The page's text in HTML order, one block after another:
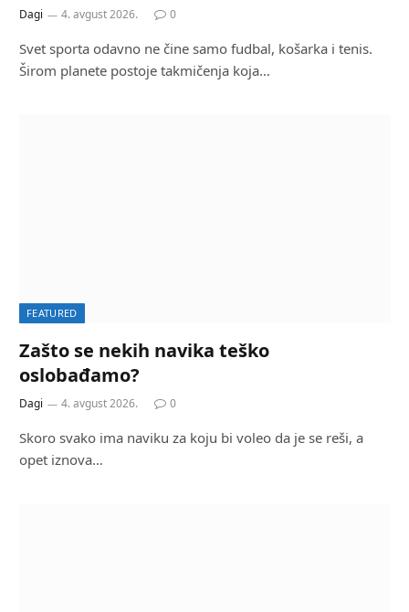
Dagi 4. avgust 2026. 0
Svet sporta odavno ne čine samo fudbal, košarka i tenis.
Širom planete postoje takmičenja koja…
FEATURED
Zašto se nekih navika teško
oslobađamo?
Dagi 4. avgust 2026. 0
Skoro svako ima naviku za koju bi voleo da je se reši, a
opet iznova…